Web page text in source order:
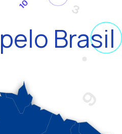
Brasil